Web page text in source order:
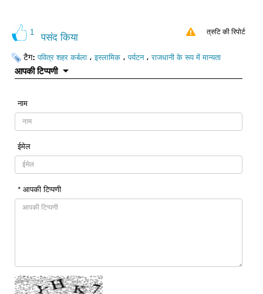
1 पसंद किया त्रुटि की रिपोर्ट
टैग:पवित्र शहर कर्बला ،इस्लामिक ،पर्यटन،राजधानी के रूप में मान्यता
आपकी टिप्पणी
नाम
ईमेल
* आपकी टिप्पणी